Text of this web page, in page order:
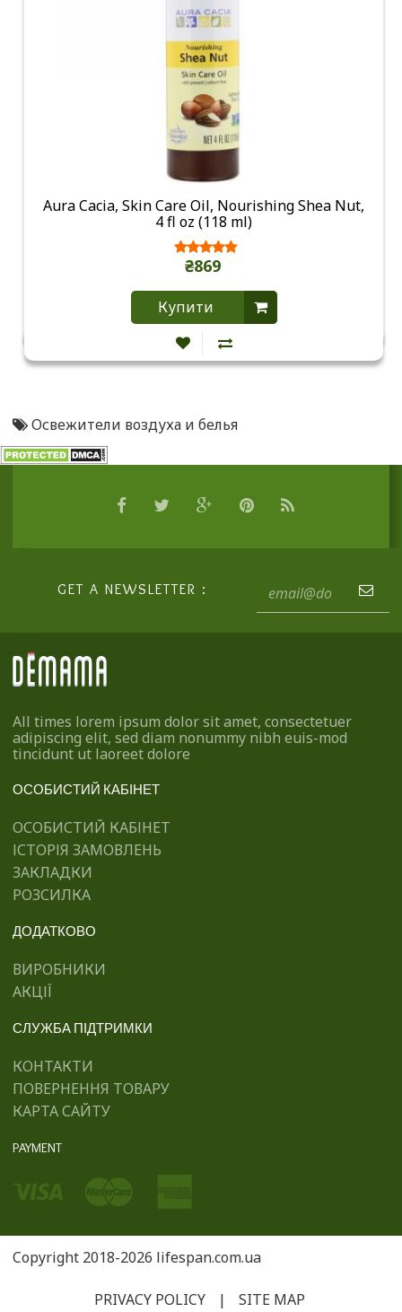
Aura Cacia, Skin Care Oil, Nourishing Shea Nut,
4 fl oz (118 ml)
₴869
Купити
Освежители воздуха и белья
GET A NEWSLETTER :
All times lorem ipsum dolor sit amet, consectetuer
adipiscing elit, sed diam nonummy nibh euis-mod
tincidunt ut laoreet dolore
ОСОБИСТИЙ КАБІНЕТ
ОСОБИСТИЙ КАБІНЕТ
ІСТОРІЯ ЗАМОВЛЕНЬ
ЗАКЛАДКИ
РОЗСИЛКА
ДОДАТКОВО
ВИРОБНИКИ
АКЦІЇ
СЛУЖБА ПІДТРИМКИ
КОНТАКТИ
ПОВЕРНЕННЯ ТОВАРУ
КАРТА САЙТУ
PAYMENT
Copyright 2018-2026 lifespan.com.ua
PRIVACY POLICY | SITE MAP